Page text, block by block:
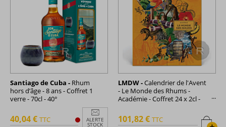
Santiago de Cuba - Rhum
hors d’âge - 8 ans - Coffret 1
verre - 70cl - 40°
ALERTE
STOCK
40,04 € TTC
LMDW -Calendrier de l'Avent
- Le Monde des Rhums -
Académie - Coffret 24 x 2cl -
101,82 € TTC